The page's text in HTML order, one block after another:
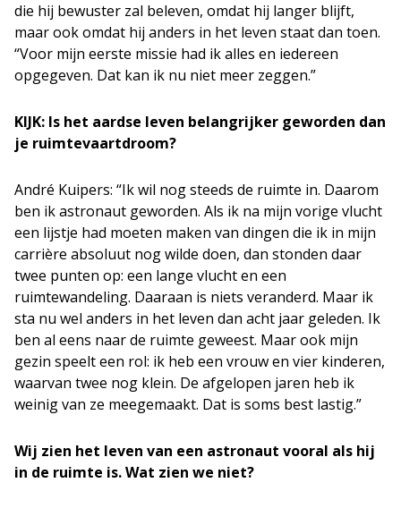
die hij bewuster zal beleven, omdat hij langer blijft,
maar ook omdat hij anders in het leven staat dan toen.
“Voor mijn eerste missie had ik alles en iedereen
opgegeven. Dat kan ik nu niet meer zeggen.”
KIJK: Is het aardse leven belangrijker geworden dan
je ruimtevaartdroom?
André Kuipers: “Ik wil nog steeds de ruimte in. Daarom
ben ik astronaut geworden. Als ik na mijn vorige vlucht
een lijstje had moeten maken van dingen die ik in mijn
carrière absoluut nog wilde doen, dan stonden daar
twee punten op: een lange vlucht en een
ruimtewandeling. Daaraan is niets veranderd. Maar ik
sta nu wel anders in het leven dan acht jaar geleden. Ik
ben al eens naar de ruimte geweest. Maar ook mijn
gezin speelt een rol: ik heb een vrouw en vier kinderen,
waarvan twee nog klein. De afgelopen jaren heb ik
weinig van ze meegemaakt. Dat is soms best lastig.”
Wij zien het leven van een astronaut vooral als hij
in de ruimte is. Wat zien we niet?